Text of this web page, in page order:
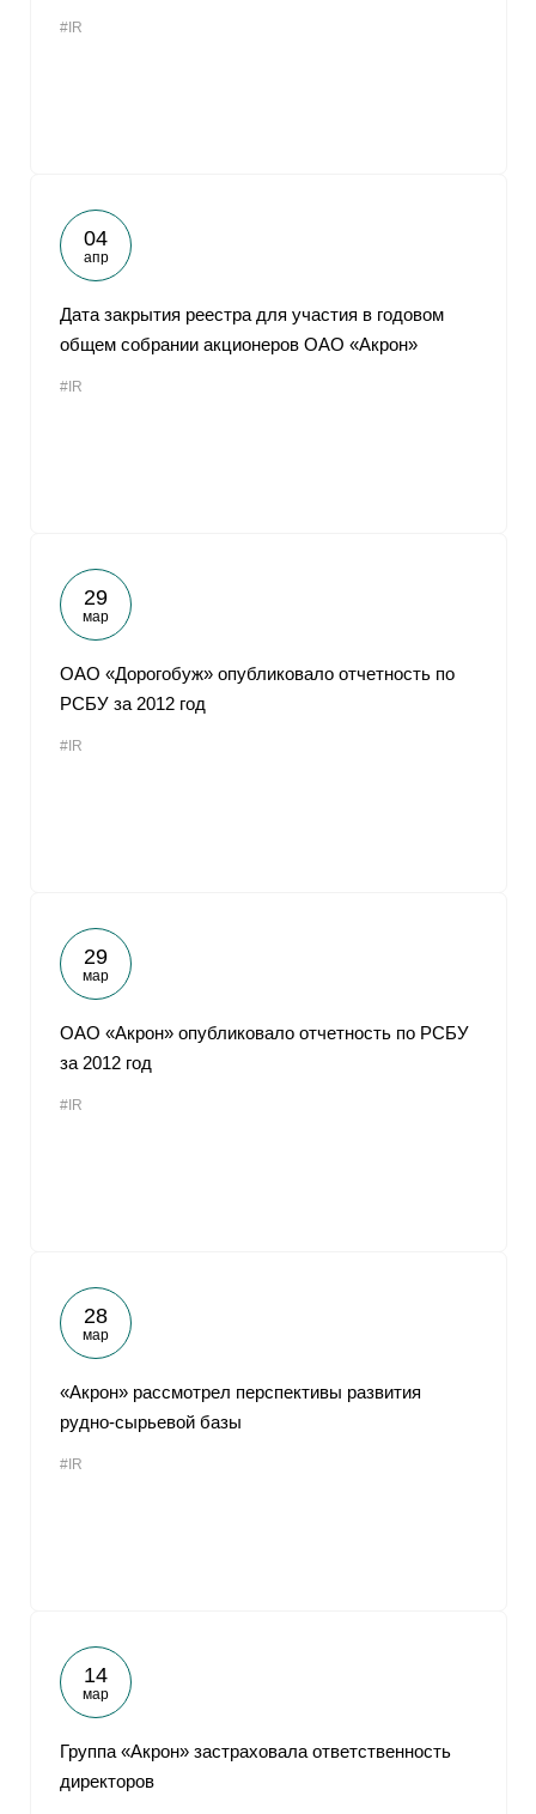
#IR
04
апр
Дата закрытия реестра для участия в годовом
общем собрании акционеров ОАО «Акрон»
#IR
29
мар
ОАО «Дорогобуж» опубликовало отчетность по
РСБУ за 2012 год
#IR
29
мар
ОАО «Акрон» опубликовало отчетность по РСБУ
за 2012 год
#IR
28
мар
«Акрон» рассмотрел перспективы развития
рудно-сырьевой базы
#IR
14
мар
Группа «Акрон» застраховала ответственность
директоров